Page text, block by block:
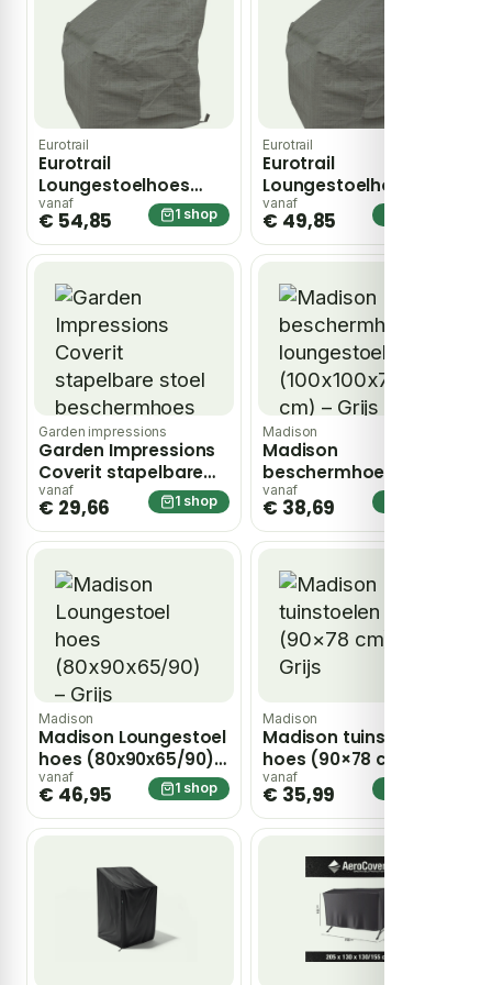
Eurotrail
Eurotrail
Loungestoelhoes
Cantonic
115x90x100/70 cm grijs
vanaf
€ 54,85 1 shop
Eurotrail
Eurotrail
Loungestoelhoes
Cantonic
80x90x100/70 cm grijs
vanaf
€ 49,85
Garden impressions
Garden Impressions
Coverit stapelbare
stoel beschermhoes
67x67xH109 –
Donkergrijs
vanaf
€ 29,66 1 shop
Madison
Madison
beschermhoes
loungestoel
(100x100x70 cm) –
Grijs
vanaf
€ 38,69
Madison
Madison Loungestoel
hoes (80x90x65/90) –
Grijs
vanaf
€ 46,95 1 shop
Madison
Madison tuinstoelen
hoes (90×78 cm) –
Grijs
vanaf
€ 35,99